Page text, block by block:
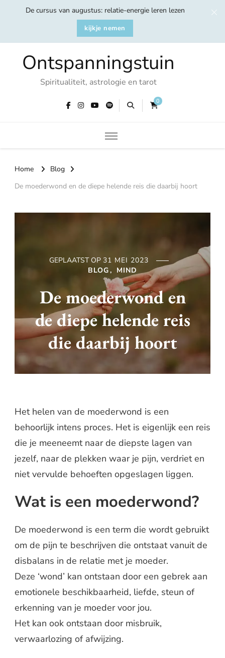
De cursus van augustus: relatie-energie leren lezen
kijkje nemen
Ontspanningstuin
Spiritualiteit, astrologie en tarot
0
Home
Blog
De moederwond en de diepe helende reis die daarbij hoort
GEPLAATST OP 31 MEI 2023
BLOG
MIND
De moederwond en
de diepe helende reis
die daarbij hoort
Het helen van de moederwond is een
behoorlijk intens proces. Het is eigenlijk een reis
die je meeneemt naar de diepste lagen van
jezelf, naar de plekken waar je pijn, verdriet en
niet vervulde behoeften opgeslagen liggen.
Wat is een moederwond?
De moederwond is een term die wordt gebruikt
om de pijn te beschrijven die ontstaat vanuit de
disbalans in de relatie met je moeder.
Deze ‘wond’ kan ontstaan door een gebrek aan
emotionele beschikbaarheid, liefde, steun of
erkenning van je moeder voor jou.
Het kan ook ontstaan door misbruik,
verwaarlozing of afwijzing.